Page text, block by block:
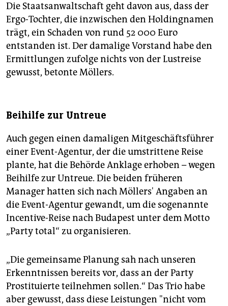
Die Staatsanwaltschaft geht davon aus, dass der
Ergo-Tochter, die inzwischen den Holdingnamen
trägt, ein Schaden von rund 52 000 Euro
entstanden ist. Der damalige Vorstand habe den
Ermittlungen zufolge nichts von der Lustreise
gewusst, betonte Möllers.
Beihilfe zur Untreue
Auch gegen einen damaligen Mitgeschäftsführer
einer Event-Agentur, der die umstrittene Reise
plante, hat die Behörde Anklage erhoben – wegen
Beihilfe zur Untreue. Die beiden früheren
Manager hatten sich nach Möllers' Angaben an
die Event-Agentur gewandt, um die sogenannte
Incentive-Reise nach Budapest unter dem Motto
„Party total“ zu organisieren.
„Die gemeinsame Planung sah nach unseren
Erkenntnissen bereits vor, dass an der Party
Prostituierte teilnehmen sollen.“ Das Trio habe
aber gewusst, dass diese Leistungen "nicht vom